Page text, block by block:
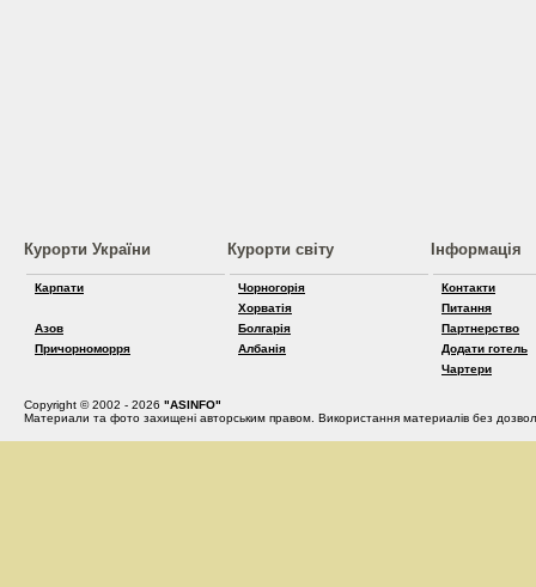
Курорти України
Карпати
Азов
Причорноморря
Курорти світу
Чорногорія
Хорватія
Болгарія
Албанія
Інформація
Контакти
Питання
Партнерство
Додати готель
Чартери
Copyright © 2002 - 2026 "ASINFO"
Материали та фото захищені авторським правом. Використання материалів без